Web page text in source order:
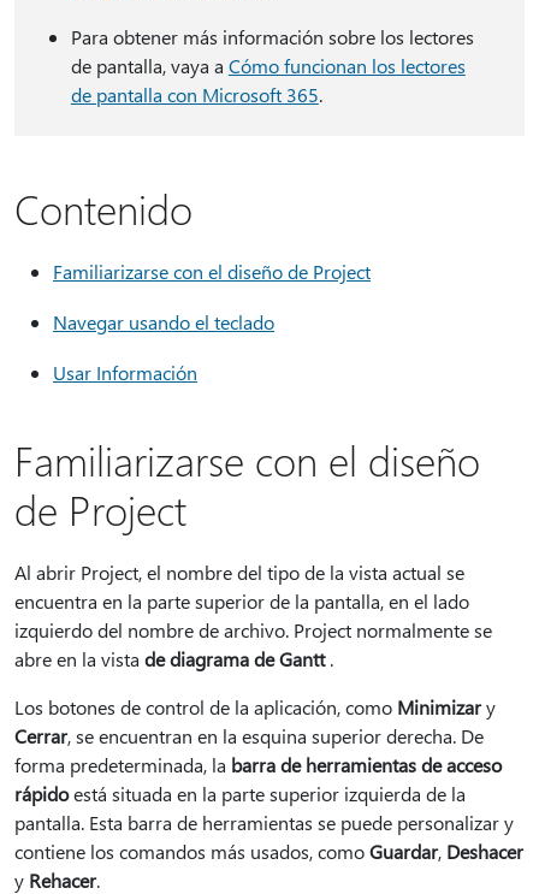
Para obtener más información sobre los lectores
de pantalla, vaya a Cómo funcionan los lectores
de pantalla con Microsoft 365.
Contenido
Familiarizarse con el diseño de Project
Navegar usando el teclado
Usar Información
Familiarizarse con el diseño
de Project
Al abrir Project, el nombre del tipo de la vista actual se
encuentra en la parte superior de la pantalla, en el lado
izquierdo del nombre de archivo. Project normalmente se
abre en la vista de diagrama de Gantt.
Los botones de control de la aplicación, como Minimizary
Cerrar, se encuentran en la esquina superior derecha. De
forma predeterminada, la barra de herramientas de acceso
rápidoestá situada en la parte superior izquierda de la
pantalla. Esta barra de herramientas se puede personalizar y
contiene los comandos más usados, comoGuardar, Deshacer
y Rehacer.